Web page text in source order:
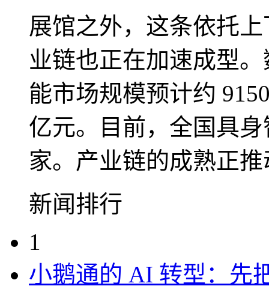
展馆之外，这条依托
业链也正在加速成型
能市场规模预计约
亿元。目前，全国具
家。产业链的成熟正
新闻排行
1
小鹅通的 AI 转型：先